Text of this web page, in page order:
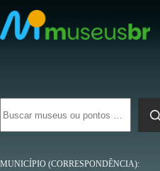
para
o
conteúdo
resultados
MUNICÍPIO (CORRESPONDÊNCIA)